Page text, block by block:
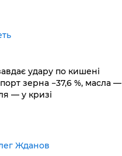
удару по кишені
зерна −37,6 %, масла —
— у кризі
Жданов